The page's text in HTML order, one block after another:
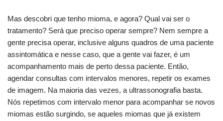
Mas descobri que tenho mioma, e agora? Qual vai ser o
tratamento? Será que preciso operar sempre? Nem sempre a
gente precisa operar, inclusive alguns quadros de uma paciente
assintomática e nesse caso, que a gente vai fazer, é um
acompanhamento mais de perto dessa paciente. Então,
agendar consultas com intervalos menores, repetir os exames
de imagem. Na maioria das vezes, a ultrassonografia basta.
Nós repetimos com intervalo menor para acompanhar se novos
miomas estão surgindo, se aqueles miomas que já existem